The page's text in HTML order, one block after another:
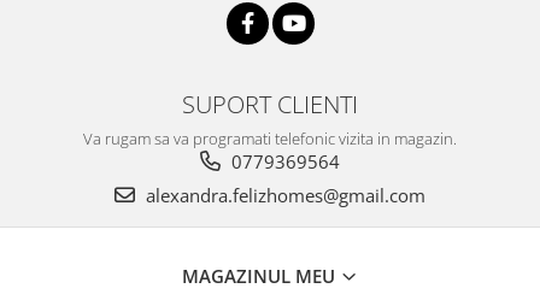
SUPORT CLIENTI
Va rugam sa va programati telefonic vizita in magazin.
0779369564
alexandra.felizhomes@gmail.com
MAGAZINUL MEU